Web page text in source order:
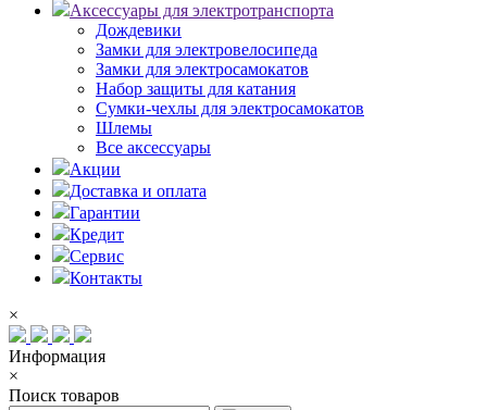
Аксессуары для электротранспорта
Дождевики
Замки для электровелосипеда
Замки для электросамокатов
Набор защиты для катания
Сумки-чехлы для электросамокатов
Шлемы
Все аксессуары
Акции
Доставка и оплата
Гарантии
Кредит
Сервис
Контакты
×
Информация
×
Поиск товаров